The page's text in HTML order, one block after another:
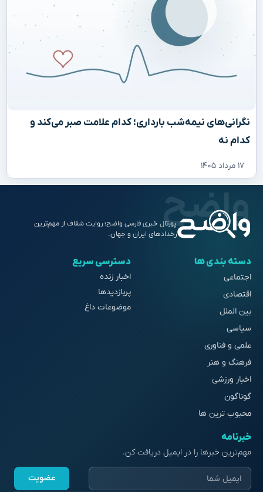
نگرانی‌های نیمه‌شب بارداری؛ کدام علامت صبر می‌کند و
کدام نه
۱۷ مرداد ۱۴۰۵
پورتال خبری فارسی واضح؛ روایت شفاف از مهم‌ترین
رخدادهای ایران و جهان.
دسته بندی ها
اجتماعی
اقتصادی
بین الملل
سیاسی
علمی و فناوری
فرهنگ و هنر
اخبار ورزشی
گوناگون
محبوب ترین ها
دسترسی سریع
اخبار زنده
پربازدیدها
موضوعات داغ
خبرنامه
مهم‌ترین خبرها را در ایمیل دریافت کن.
عضویت